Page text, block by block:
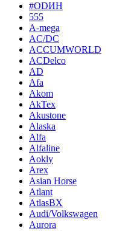
#ODИН
555
A-mega
AC/DC
ACCUMWORLD
ACDelco
AD
Afa
Akom
AkTex
Akustone
Alaska
Alfa
Alfaline
Aokly
Arex
Asian Horse
Atlant
AtlasBX
Audi/Volkswagen
Aurora